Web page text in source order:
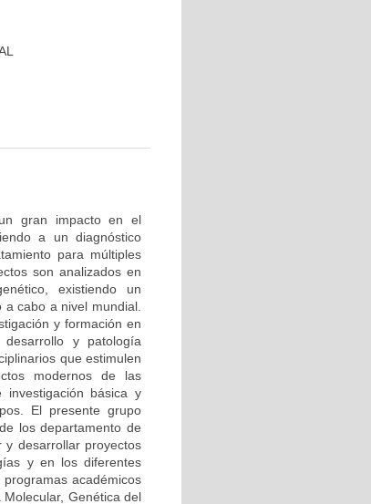
gran impacto en el
a un diagnóstico
para múltiples
son analizados en
existiendo un
cabo a nivel mundial.
y formación en
y patología
que estimulen
modernos de las
básica y
El presente grupo
los departamento de
desarrollar proyectos
y en los diferentes
académicos
Genética del